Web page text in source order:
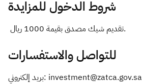
تقديم شيك مصدق بقيمة 1000 ريال.
للتواصل والاستفسارات
بريد إلكتروني: investment@zatca.gov.sa